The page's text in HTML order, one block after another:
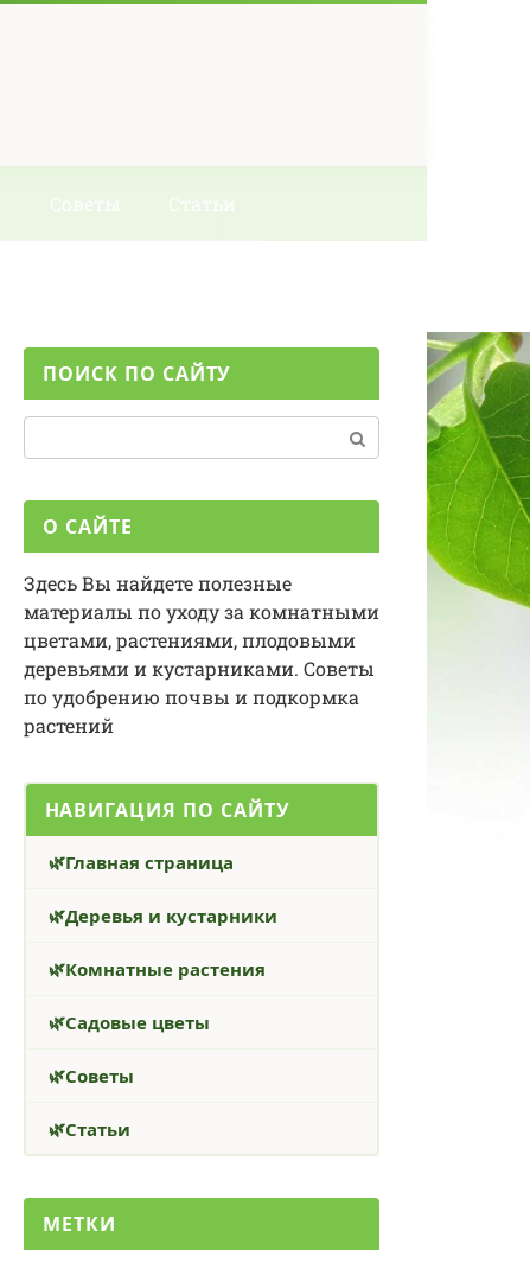
Советы Статьи
ПОИСК ПО САЙТУ
О САЙТЕ
Здесь Вы найдете полезные
материалы по уходу за комнатными
цветами, растениями, плодовыми
деревьями и кустарниками. Советы
по удобрению почвы и подкормка
растений
НАВИГАЦИЯ ПО САЙТУ
Главная страница
Деревья и кустарники
Комнатные растения
Садовые цветы
Советы
Статьи
МЕТКИ